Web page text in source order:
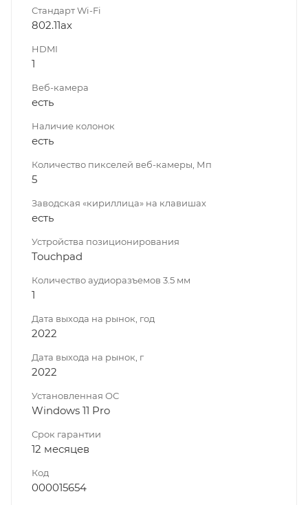
Стандарт Wi-Fi
802.11ах
HDMI
1
Веб-камера
есть
Наличие колонок
есть
Количество пикселей веб-камеры, Мп
5
Заводская «кириллица» на клавишах
есть
Устройства позиционирования
Touchpad
Количество аудиоразъемов 3.5 мм
1
Дата выхода на рынок, год
2022
Дата выхода на рынок, г
2022
Установленная ОС
Windows 11 Pro
Срок гарантии
12 месяцев
Код
000015654